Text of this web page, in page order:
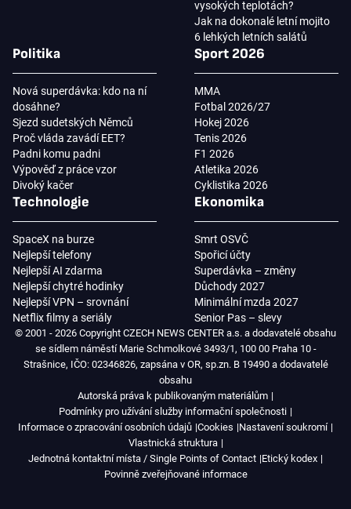
vysokých teplotách?
Jak na dokonalé letní mojito
6 lehkých letních salátů
Politika
Nová superdávka: kdo na ní
dosáhne?
Sjezd sudetských Němců
Proč vláda zavádí EET?
Padni komu padni
Výpověď z práce vzor
Divoký kačer
Sport 2026
MMA
Fotbal 2026/27
Hokej 2026
Tenis 2026
F1 2026
Atletika 2026
Cyklistika 2026
Technologie
SpaceX na burze
Nejlepší telefony
Nejlepší AI zdarma
Nejlepší chytré hodinky
Nejlepší VPN – srovnání
Netflix filmy a seriály
Ekonomika
Smrt OSVČ
Spořicí účty
Superdávka – změny
Důchody 2027
Minimální mzda 2027
Senior Pas – slevy
© 2001 - 2026 Copyright CZECH NEWS CENTER a.s. a dodavatelé obsahu
se sídlem náměstí Marie Schmolkové 3493/1, 100 00 Praha 10 -
Strašnice, IČO: 02346826, zapsána v OR, sp.zn. B 19490 a dodavatelé
obsahu
Autorská práva k publikovaným materiálům
Podmínky pro užívání služby informační společnosti
Informace o zpracování osobních údajů Cookies Nastavení soukromí
Vlastnická struktura
Jednotná kontaktní místa / Single Points of Contact Etický kodex
Povinně zveřejňované informace